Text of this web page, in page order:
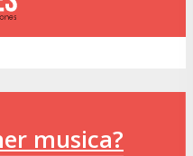
musica?